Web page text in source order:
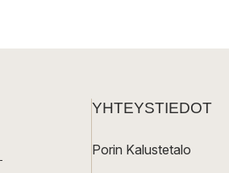
YHTEYSTIEDOT
Porin Kalustetalo